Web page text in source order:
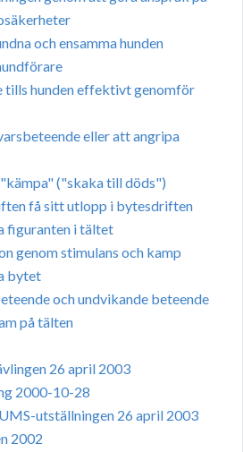
och ensamma hunden
hunden effektivt genomför
eller att angripa
("skaka till döds")
få sitt utlopp i bytesdriften
figuranten i tältet
genom stimulans och kamp
bytet
och undvikande beteende
på tälten
26 april 2003
2000-10-28
utställningen 26 april 2003
2002